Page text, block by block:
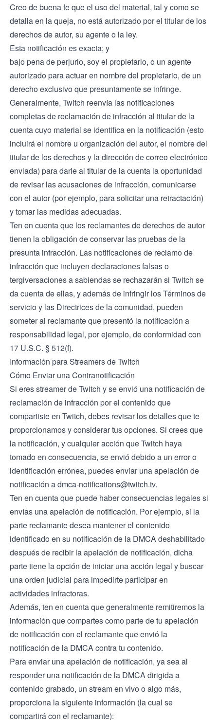
Creo de buena fe que el uso del material, tal y como se
detalla en la queja, no está autorizado por el titular de los
derechos de autor, su agente o la ley.
Esta notificación es exacta; y
bajo pena de perjurio, soy el propietario, o un agente
autorizado para actuar en nombre del propietario, de un
derecho exclusivo que presuntamente se infringe.
Generalmente, Twitch reenvía las notificaciones
completas de reclamación de infracción al titular de la
cuenta cuyo material se identifica en la notificación (esto
incluirá el nombre u organización del autor, el nombre del
titular de los derechos y la dirección de correo electrónico
enviada) para darle al titular de la cuenta la oportunidad
de revisar las acusaciones de infracción, comunicarse
con el autor (por ejemplo, para solicitar una retractación)
y tomar las medidas adecuadas.
Ten en cuenta que los reclamantes de derechos de autor
tienen la obligación de conservar las pruebas de la
presunta infracción. Las notificaciones de reclamo de
infracción que incluyen declaraciones falsas o
tergiversaciones a sabiendas se rechazarán si Twitch se
da cuenta de ellas, y además de infringir losTérminos de
servicioy las Directrices de la comunidad, pueden
someter al reclamante que presentó la notificación a
responsabilidad legal, por ejemplo, de conformidad con
17 U.S.C. § 512(f).
Información para Streamers de Twitch
Cómo Enviar una Contranotificación
Si eres streamer de Twitch y se envió una notificación de
reclamación de infracción por el contenido que
compartiste en Twitch, debes revisar los detalles que te
proporcionamos y considerar tus opciones. Si crees que
la notificación, y cualquier acción que Twitch haya
tomado en consecuencia, se envió debido a un error o
identificación errónea, puedes enviar una apelación de
notificación admca-notifications@twitch.tv.
Ten en cuenta que puede haber consecuencias legales si
envías una apelación de notificación. Por ejemplo, si la
parte reclamante desea mantener el contenido
identificado en su notificación de la DMCA deshabilitado
después de recibir la apelación de notificación, dicha
parte tiene la opción de iniciar una acción legal y buscar
una orden judicial para impedirte participar en
actividades infractoras.
Además, ten en cuenta que generalmente remitiremos la
información que compartes como parte de tu apelación
de notificación con el reclamante que envió la
notificación de la DMCA contra tu contenido.
Para enviar una apelación de notificación, ya sea al
responder una notificación de la DMCA dirigida a
contenido grabado, un stream en vivo o algo más,
proporciona la siguiente información (la cual se
compartirá con el reclamante):